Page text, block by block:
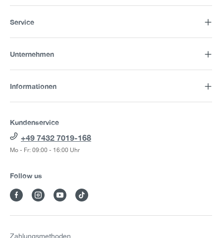
Service
Unternehmen
Informationen
Kundenservice
+49 7432 7019-168
Mo - Fr: 09:00 - 16:00 Uhr
Follow us
Zahlungsmethoden